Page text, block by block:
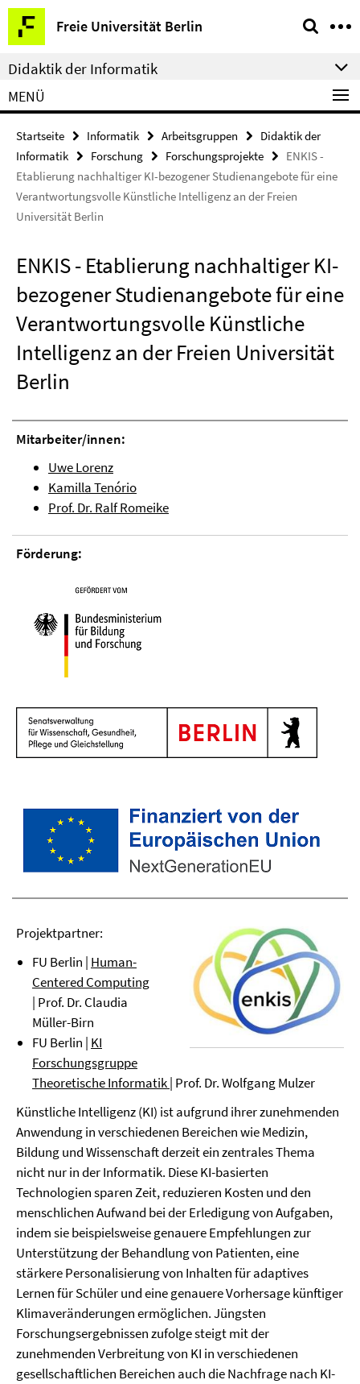
Springe
direkt
zu
Inhalt
Freie Universität Berlin
Service-
Navigation
Didaktik der Informatik
MENÜ
Startseite Informatik Arbeitsgruppen
Didaktik der
Informatik
Forschung Forschungsprojekte
ENKIS -
Etablierung nachhaltiger KI-bezogener Studienangebote für eine
Verantwortungsvolle Künstliche Intelligenz an der Freien
Universität Berlin
ENKIS - Etablierung nachhaltiger KI-
bezogener Studienangebote für eine
Verantwortungsvolle Künstliche
Intelligenz an der Freien Universität
Berlin
Mitarbeiter/innen:
Uwe Lorenz
Kamilla Tenório
Prof. Dr. Ralf Romeike
Förderung:
Projektpartner:
FU Berlin | Human-
Centered Computing
| Prof. Dr. Claudia
Müller-Birn
FU Berlin | KI
Forschungsgruppe
Theoretische Informatik| Prof. Dr. Wolfgang Mulzer
Künstliche Intelligenz (KI) ist aufgrund ihrer zunehmenden
Anwendung in verschiedenen Bereichen wie Medizin,
Bildung und Wissenschaft derzeit ein zentrales Thema
nicht nur in der Informatik. Diese KI-basierten
Technologien sparen Zeit, reduzieren Kosten und den
menschlichen Aufwand bei der Erledigung von Aufgaben,
indem sie beispielsweise genauere Empfehlungen zur
Unterstützung der Behandlung von Patienten, eine
stärkere Personalisierung von Inhalten für adaptives
Lernen für Schüler und eine genauere Vorhersage künftiger
Klimaveränderungen ermöglichen. Jüngsten
Forschungsergebnissen zufolge steigt mit der
zunehmenden Verbreitung von KI in verschiedenen
gesellschaftlichen Bereichen auch die Nachfrage nach KI-